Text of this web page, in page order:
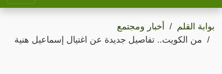
بوابة القلم
أخبار ومجتمع
من الكويت.. تفاصيل جديدة عن اغتيال إسماعيل هنية